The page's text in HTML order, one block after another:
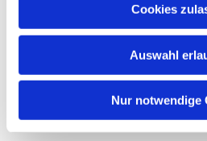
Cookies
Auswahl
Nur notwendige